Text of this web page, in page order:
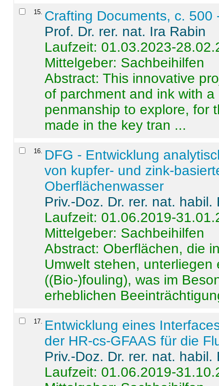
15 Crafting Documents, c. 500
Prof. Dr. rer. nat. Ira Rabin
Laufzeit: 01.03.2023-
Mittelgeber: Sachbeihilfen
Abstract:This innovative
of parchment and ink with
penmanship to explore, for
made in the key tran ...
16
DFG - Entwicklung
von kupfer- und zink-
Oberflächenwasser
Priv.-Doz. Dr. rer. nat.
Laufzeit: 01.06.2019-
Mittelgeber: Sachbeihilfen
Abstract: Oberflächen, die
Umwelt stehen,
((Bio-)fouling), was im
erheblichen
17
Entwicklung eines
der HR-cs-GFAAS für die
Priv.-Doz. Dr. rer. nat.
Laufzeit: 01.06.2019-